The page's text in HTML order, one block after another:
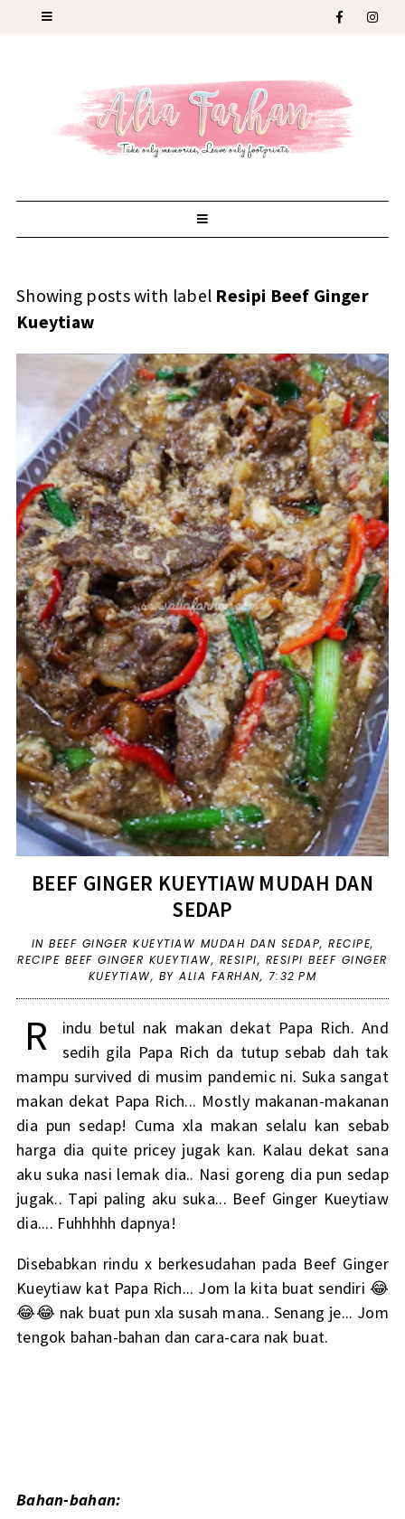
Showing posts with label Resipi Beef Ginger
Kueytiaw
BEEF GINGER KUEYTIAW MUDAH DAN
SEDAP
IN BEEF GINGER KUEYTIAW MUDAH DAN SEDAP, RECIPE,
RECIPE BEEF GINGER KUEYTIAW, RESIPI, RESIPI BEEF GINGER
KUEYTIAW, BY ALIA FARHAN, 7:32 PM
R
indu betul nak makan dekat Papa Rich. And
sedih gila Papa Rich da tutup sebab dah tak
mampu survived di musim pandemic ni. Suka sangat
makan dekat Papa Rich... Mostly makanan-makanan
dia pun sedap! Cuma xla makan selalu kan sebab
harga dia quite pricey jugak kan. Kalau dekat sana
aku suka nasi lemak dia.. Nasi goreng dia pun sedap
jugak.. Tapi paling aku suka... Beef Ginger Kueytiaw
dia.... Fuhhhhh dapnya!
Disebabkan rindu x berkesudahan pada Beef Ginger
Kueytiaw kat Papa Rich... Jom la kita buat sendiri 😂
😂😂 nak buat pun xla susah mana.. Senang je... Jom
tengok bahan-bahan dan cara-cara nak buat.
Bahan-bahan: